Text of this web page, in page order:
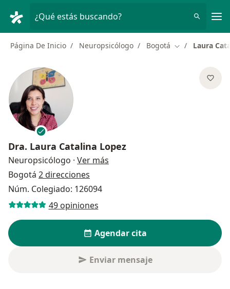
¿Qué estás buscando?
Página De Inicio Neuropsicólogo Bogotá Cambiar de
Laura
Dra. Laura Catalina Lopez
Neuropsicólogo · Ver más
Bogotá 2 direcciones
Núm. Colegiado: 126094
49 opiniones
Agendar cita
Enviar mensaje